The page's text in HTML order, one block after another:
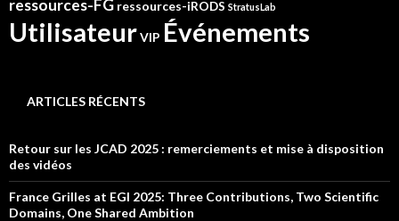
ressources-FG ressources-iRODS StratusLab
UtilisateurVIP Événements
ARTICLES RÉCENTS
Retour sur les JCAD 2025 : remerciements et mise à disposition
des vidéos
France Grilles at EGI 2025: Three Contributions, Two Scientific
Domains, One Shared Ambition